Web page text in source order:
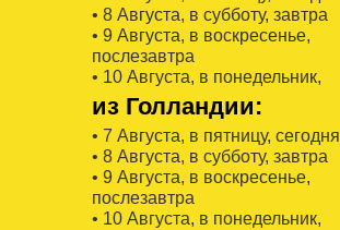
• 8 Августa, в субботу, завтра
• 9 Августa, в воскресенье,
послезавтра
• 10 Августa, в понедельник,
из Голландии:
• 7 Августa, в пятницу, сегодня
• 8 Августa, в субботу, завтра
• 9 Августa, в воскресенье,
послезавтра
• 10 Августa, в понедельник,